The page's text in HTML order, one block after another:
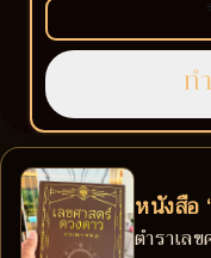
หนังสือ
ตำราเล